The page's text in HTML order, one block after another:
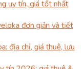
uy tín, giá tốt nhất
đơn giản và tiết
địa chỉ, giá thuê, lưu